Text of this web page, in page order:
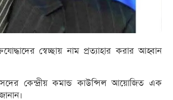
স্বেচ্ছায় নাম প্রত্যাহার করার আহ্বান
কেন্দ্রীয় কমান্ড কাউন্সিল আয়োজিত এক